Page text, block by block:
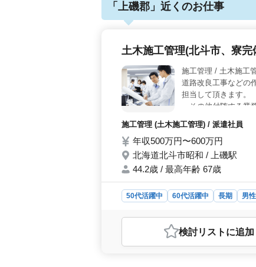
「上磯郡」近くのお仕事
土木施工管理(北斗市、寮完
施工管理 / 土木施
道路改良工事などの
担当して頂きます。
・その他付随する業
代、60代のベテラ
う。 ブランクの有る
施工管理 (土木施工管理) / 派遣社員
年収500万円〜600万円
北海道北斗市昭和 / 上磯駅
44.2歳 / 最高年齢 67歳
50代活躍中 60代活躍中 長期 男
おすすめポイント
＜経験者優遇＞ 1級土木施工管理
環境作業の施工管理を担当し、豊
は、会社が寮を用意いたします。
検討リスト に追加